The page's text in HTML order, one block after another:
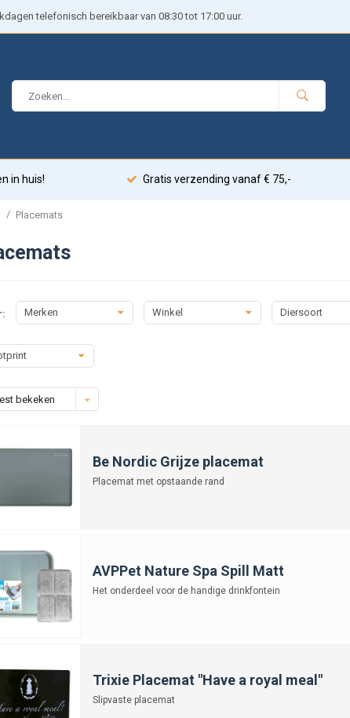
telefonisch bereikbaar van 08:30 tot 17:00 uur.
in huis! Gratis verzending vanaf € 75,-
/ Placemats
Merken Winkel Diersoort
bekeken
Be Nordic Grijze placemat
Placemat met opstaande rand
AVPPet Nature Spa Spill Matt
Het onderdeel voor de handige drinkfontein
Trixie Placemat "Have a royal meal"
Slipvaste placemat